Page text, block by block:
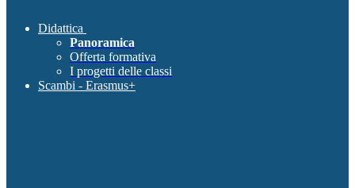
Didattica
Panoramica
Offerta formativa
I progetti delle classi
Scambi - Erasmus+